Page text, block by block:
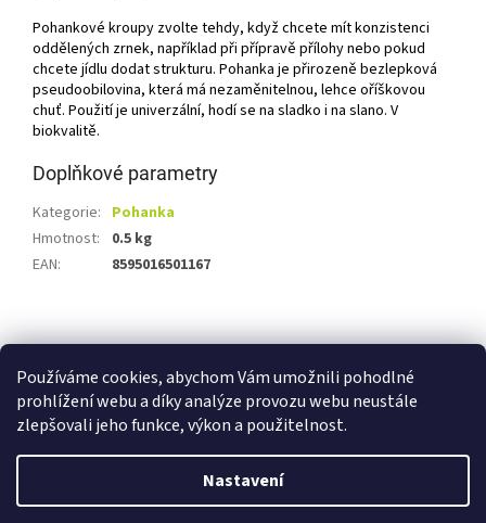
Používáme cookies, abychom Vám umožnili pohodlné
prohlížení webu a díky analýze provozu webu neustále
zlepšovali jeho funkce, výkon a použitelnost.
Nastavení
Pohankové kroupy zvolte tehdy, když chcete mít konzistenci
oddělených zrnek, například při přípravě přílohy nebo pokud
chcete jídlu dodat strukturu. Pohanka je přirozeně bezlepková
pseudoobilovina, která má nezaměnitelnou, lehce oříškovou
chuť. Použití je univerzální, hodí se na sladko i na slano. V
biokvalitě.
Doplňkové parametry
Kategorie: Pohanka
Hmotnost:
0.5 kg
EAN: 8595016501167
á